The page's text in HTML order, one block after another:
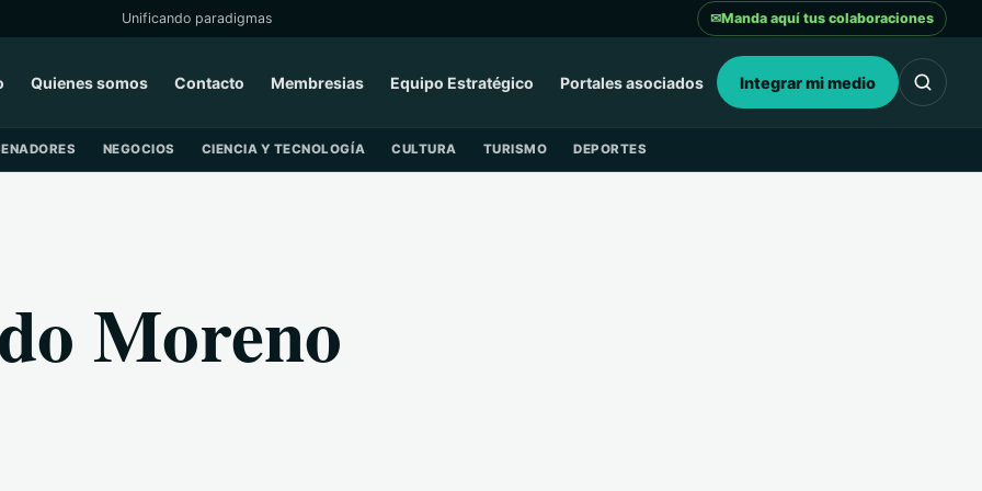
Unificando paradigmas ✉Manda aquí tus colaboraciones
Quienes somos Contacto Membresias Equipo Estratégico Portales asociados Integrar mi medio
NEGOCIOS CIENCIA Y TECNOLOGÍA CULTURA TURISMO DEPORTES
Moreno